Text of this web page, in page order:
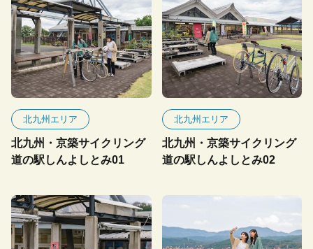
北九州エリア
北九州・京築サイクリング
道の駅しんよしとみ01
北九州エリア
北九州・京築サイクリング
道の駅しんよしとみ02